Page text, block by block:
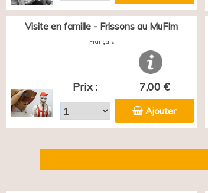
Visite en famille - Frissons au MuFIm
Français
Prix : 7,00 €
Ajouter